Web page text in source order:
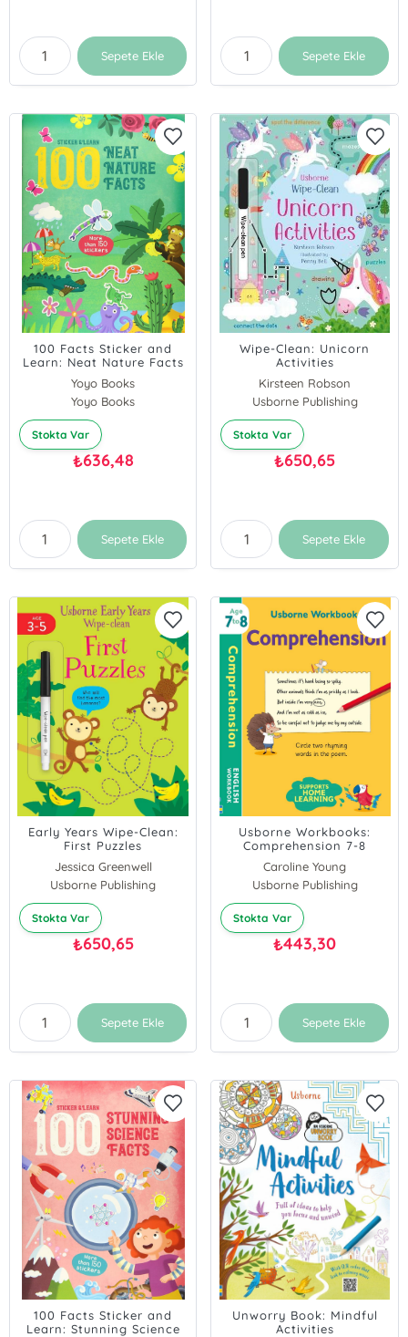
Sepete Ekle Sepete Ekle
100 Facts Sticker and
Learn: Neat Nature Facts
Yoyo Books
Yoyo Books
Stokta Var
₺636,48
Sepete Ekle
Wipe-Clean: Unicorn
Activities
Kirsteen Robson
Usborne Publishing
Stokta Var
₺650,65
Sepete Ekle
Early Years Wipe-Clean:
First Puzzles
Jessica Greenwell
Usborne Publishing
Stokta Var
₺650,65
Sepete Ekle
Usborne Workbooks:
Comprehension 7-8
Caroline Young
Usborne Publishing
Stokta Var
₺443,30
Sepete Ekle
100 Facts Sticker and
Learn: Stunning Science
Unworry Book: Mindful
Activities